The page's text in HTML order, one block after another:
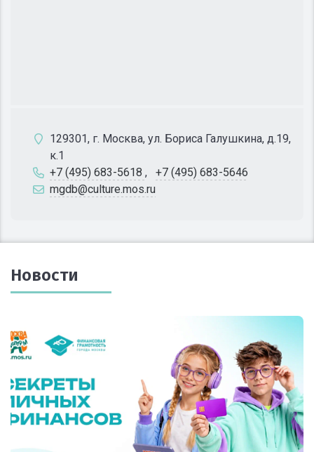
129301, г. Москва, ул. Бориса Галушкина, д.19,
к.1
+7 (495) 683-5618 ,
+7 (495) 683-5646
mgdb@culture.mos.ru
Новости